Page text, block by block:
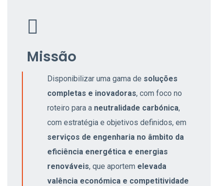
Missão
Disponibilizar uma gama de soluções
completas e inovadoras, com foco no
roteiro para a neutralidade carbónica,
com estratégia e objetivos definidos, em
serviços de engenharia no âmbito da
eficiência energética e energias
renováveis, que aportem elevada
valência económica e competitividade